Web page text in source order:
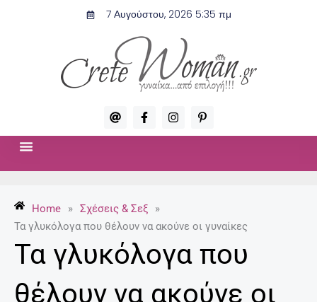
7 Αυγούστου, 2026 5:35 πμ
A
t
F
a
c
-
f
I
n
s
P
i
n
p
Home » Σχέσεις & Σεξ
»
Τα γλυκόλογα που θέλουν να ακούνε οι γυναίκες
Τα γλυκόλογα που
θέλουν να ακούνε οι